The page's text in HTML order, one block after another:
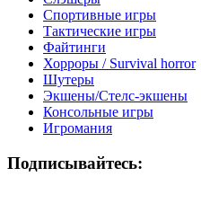
Спортивные игры
Тактические игры
Файтинги
Хорроры / Survival horror
Шутеры
Экшены/Стелс-экшены
Консольные игры
Игромания
Подписывайтесь: